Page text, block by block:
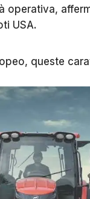
operativa,
USA.
queste